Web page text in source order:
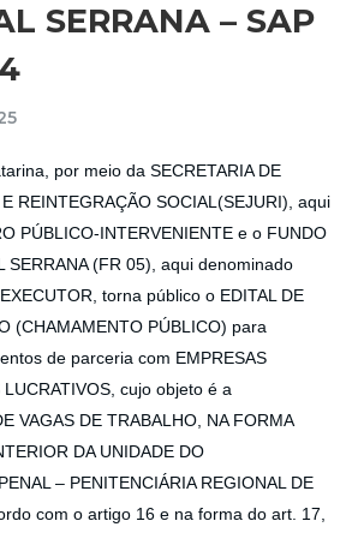
SERRANA – SAP
por meio da SECRETARIA DE
REINTEGRAÇÃO SOCIAL(SEJURI), aqui
PÚBLICO-INTERVENIENTE e o FUNDO
SERRANA (FR 05), aqui denominado
torna público o EDITAL DE
(CHAMAMENTO PÚBLICO) para
de parceria com EMPRESAS
cujo objeto é a
VAGAS DE TRABALHO, NA FORMA
DA UNIDADE DO
– PENITENCIÁRIA REGIONAL DE
com o artigo 16 e na forma do art. 17,